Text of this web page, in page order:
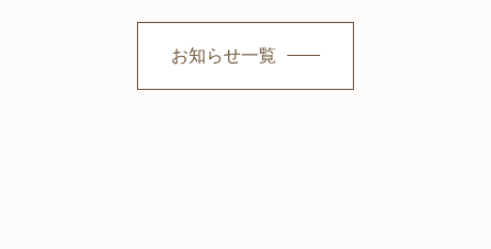
お知らせ一覧